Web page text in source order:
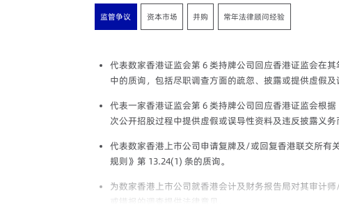
监管争议 资本市场 并购 常年法律顾问经验
代表数家香港证监会第 6 类持牌公司回应香港证监会在
中的质询，包括尽职调查方面的疏忽、披露或提供虚假
代表一家香港证监会第 6 类持牌公司回应香港证监会根
次公开招股过程中提供虚假或误导性资料及违反披露义务
代表数家香港上市公司申请复牌及/或回复香港联交所有
规则》第 13.24(1) 条的质询。
为数家香港上市公司就香港会计及财务报告局对其审计
或错报的调查提供法律意见。